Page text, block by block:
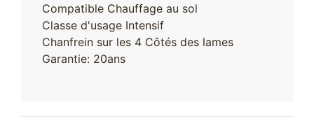
Compatible Chauffage au sol
Classe d'usage Intensif
Chanfrein sur les 4 Côtés des lames
Garantie: 20ans